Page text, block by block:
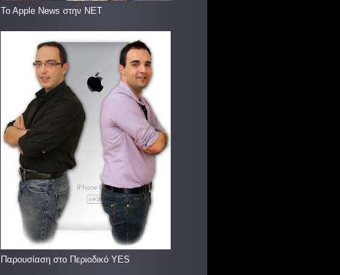
To Apple News στην ΝΕΤ
Παρουσίαση στο Περιοδικό YES